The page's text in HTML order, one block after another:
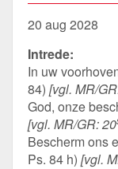
20 aug 2028
Intrede:
In uw
84) [vgl. MR/
God, onze
[vgl. MR/GR: 20
Bescherm ons
Ps. 84 h) [vgl.